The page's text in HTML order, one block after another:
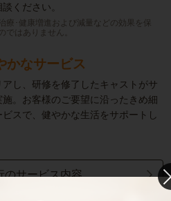
ください。
療･健康増進および減量などの効果を保
ではありません。
かなサービス
アし、研修を修了したキャストがサ
施。お客様のご要望に沿ったきめ細
ビスで、健やかな生活をサポートし
のサービス内容